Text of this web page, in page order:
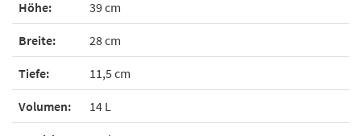
Höhe: 39 cm
Breite: 28 cm
Tiefe: 11,5 cm
Volumen: 14 L